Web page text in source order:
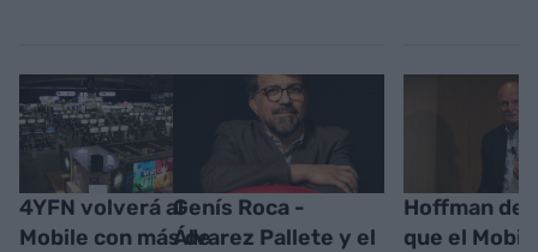
4YFN volverá al
Mobile con más de
Genís Roca -
Álvarez Pallete y el
Hoffman
que el